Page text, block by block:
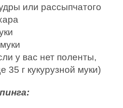
или рассыпчатого
у вас нет поленты,
35 г кукурузной муки)